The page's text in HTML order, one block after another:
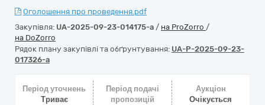
Оголошення про проведення.pdf
Закупівля: UA-2025-09-23-014175-a / на ProZorro /
на DoZorro
Рядок плану закупівлі та обґрунтування: UA-P-2025-09-23-
017326-a
Період уточнень
Триває
Період подачі
пропозицій
Аукціон
Очікується